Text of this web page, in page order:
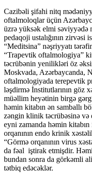
Cazibəli şifahi nitq
oftalmoloq­­­lar üçün
üzrə yüksək elmi sə­viy­­­yədə
pedaqoji ustalığının zirvəsi
“Meditsina” nəşriyyatı
“Tra­pev­tik oftalmologiya”
təcrübənin yenilikləri öz
Moskvada, Azərbaycanda,
oftalmologiyada terepevtik
ləş­dirmə İnstitutlarının göz
müəllim hey­­ə­ti­nin birgə
həmin kitabın ən samballı
zəngin klinik təcrübəsinə və
eyni zamanda həmin
orqanının endo krinik
“Görmə or­qanının virus
da fəal iş­­tirak et­miş­dir.
bundan sonra da gör­kəmli
tətbiq edəcəklər.